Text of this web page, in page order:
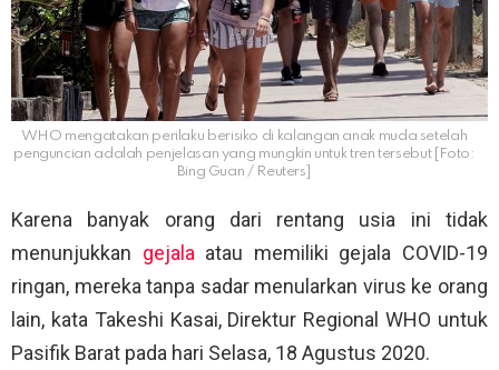
WHO mengatakan perilaku berisiko di kalangan anak muda setelah
penguncian adalah penjelasan yang mungkin untuk tren tersebut [Foto:
Bing Guan / Reuters]
Karena banyak orang dari rentang usia ini tidak
menunjukkan gejalaatau memiliki gejala COVID-19
ringan, mereka tanpa sadar menularkan virus ke orang
lain, kata Takeshi Kasai, Direktur Regional WHO untuk
Pasifik Barat pada hari Selasa, 18 Agustus 2020.